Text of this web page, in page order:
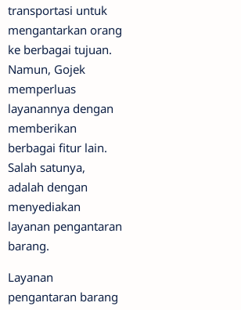
transportasi untuk
mengantarkan orang
ke berbagai tujuan.
Namun, Gojek
memperluas
layanannya dengan
memberikan
berbagai fitur lain.
Salah satunya,
adalah dengan
menyediakan
layanan pengantaran
barang.
Layanan
pengantaran barang